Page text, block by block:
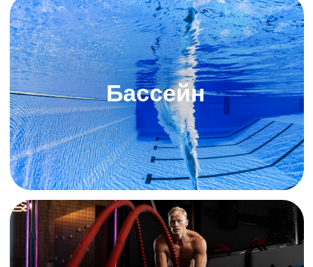
Детские спортивные
секции
Школы футбола